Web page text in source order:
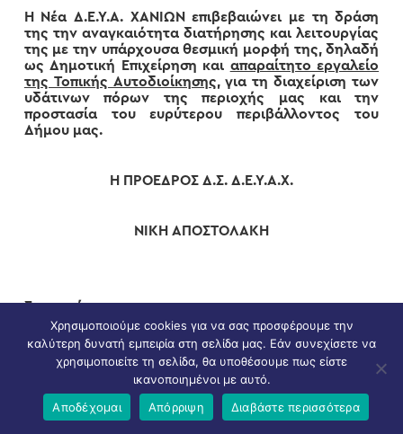
Η Νέα Δ.Ε.Υ.Α. ΧΑΝΙΩΝ επιβεβαιώνει με τη δράση
της την αναγκαιότητα διατήρησης και λειτουργίας
της με την υπάρχουσα θεσμική μορφή της, δηλαδή
ως Δημοτική Επιχείρηση και απαραίτητο εργαλείο
της Τοπικής Αυτοδιοίκησης, για τη διαχείριση των
υδάτινων πόρων της περιοχής μας και την
προστασία του ευρύτερου περιβάλλοντος του
Δήμου μας.
H ΠΡΟΕΔΡΟΣ Δ.Σ. Δ.Ε.Υ.Α.Χ.
ΝΙΚΗ ΑΠΟΣΤΟΛΑΚΗ
Συνημμένα:
ΕΡΓΑ ΑΠΟΧΕΤΕΥΣΗΣ ΔΕΥΑΧ 2011-2014
ΕΡΓΑ ΒΙΟΛΟΓΙΚΟΥ ΚΑΘΑΡΙΣΜΟΥ ΔΕΥΑΧ 2011-2014
ΕΡΓΑ ΥΔΡΕΥΣΗΣ ΔΕΥΑΧ 2011-2014
ΜΕΛΕΤΕΣ ΔΕΥΑΧ 2011-2014
Χρησιμοποιούμε cookies για να σας προσφέρουμε την
καλύτερη δυνατή εμπειρία στη σελίδα μας. Εάν συνεχίσετε να
χρησιμοποιείτε τη σελίδα, θα υποθέσουμε πως είστε
ικανοποιημένοι με αυτό.
Αποδέχομαι
Απόρριψη Διαβάστε περισσότερα